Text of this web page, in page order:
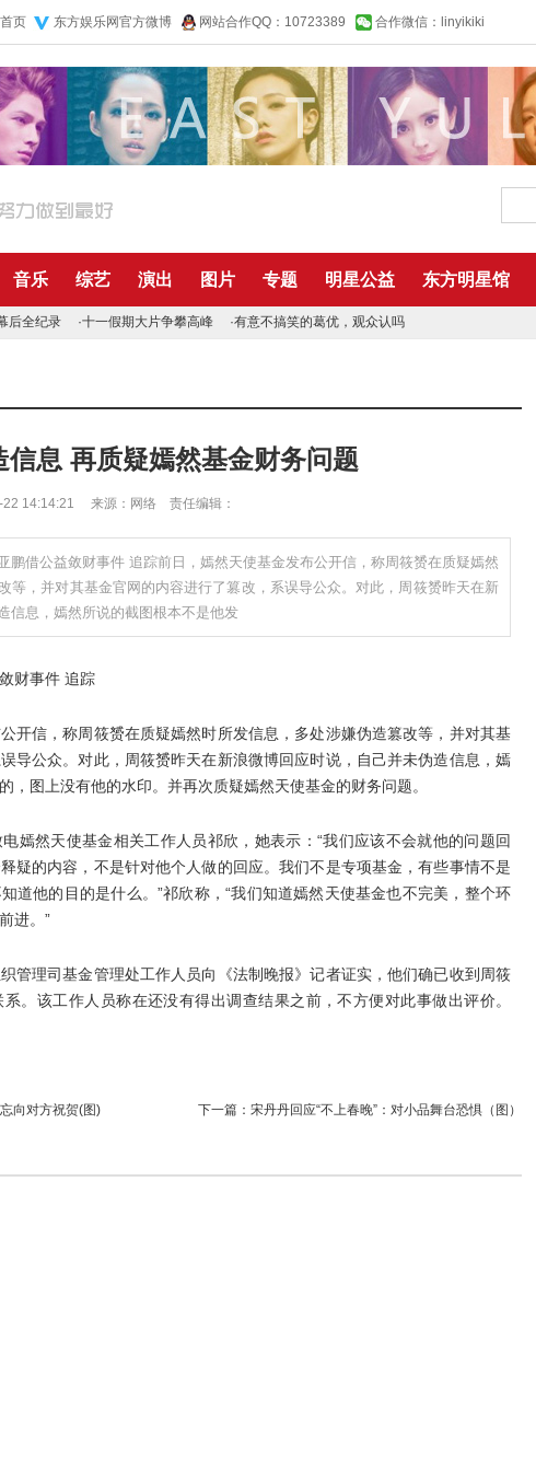
页 东方娱乐网官方微博 网站合作QQ：10723389 合作微信：linyikiki
音乐 综艺 演出 图片 专题 明星公益 东方明星馆
后全纪录 ·十一假期大片争攀高峰 ·有意不搞笑的葛优，观众认吗
信息 再质疑嫣然基金财务问题
22 14:14:21 来源：网络 责任编辑：
鹏借公益敛财事件 追踪前日，嫣然天使基金发布公开信，称周筱赟在质疑嫣然
等，并对其基金官网的内容进行了篡改，系误导公众。对此，周筱赟昨天在新
信息，嫣然所说的截图根本不是他发
财事件 追踪
信，称周筱赟在质疑嫣然时所发信息，多处涉嫌伪造篡改等，并对其基
导公众。对此，周筱赟昨天在新浪微博回应时说，自己并未伪造信息，嫣
，图上没有他的水印。并再次质疑嫣然天使基金的财务问题。
然天使基金相关工作人员祁欣，她表示：“我们应该不会就他的问题回
疑的内容，不是针对他个人做的回应。我们不是专项基金，有些事情不是
道他的目的是什么。”祁欣称，“我们知道嫣然天使基金也不完美，整个环
进。”
理司基金管理处工作人员向《法制晚报》记者证实，他们确已收到周筱
。该工作人员称在还没有得出调查结果之前，不方便对此事做出评价。
向对方祝贺(图) 下一篇： 宋丹丹回应“不上春晚”：对小品舞台恐惧（图）